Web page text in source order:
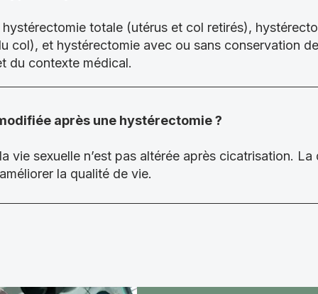
hystérectomie totale (utérus et col retirés),
col), et hystérectomie avec ou sans conservation
du contexte médical.
après une hystérectomie ?
vie sexuelle n’est pas altérée après cicatrisation.
la qualité de vie.